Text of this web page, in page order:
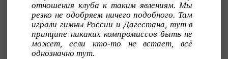
отношения клуба к таким явлениям. Мы
резко не одобряем ничего подобного. Там
играли гимны России и Дагестана, тут в
принципе никаких компромиссов быть не
может, если кто-то не встает, всё
однозначно тут.